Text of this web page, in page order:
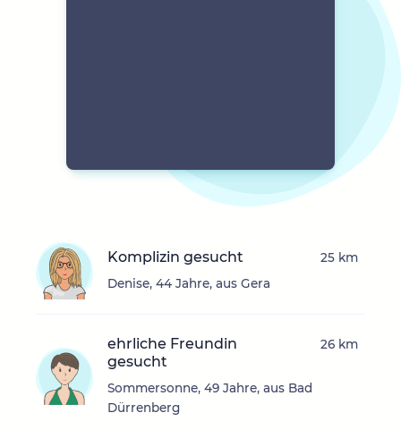
Komplizin gesucht
Denise, 44 Jahre, aus Gera
25 km
ehrliche Freundin
gesucht
Sommersonne, 49 Jahre, aus Bad
Dürrenberg
26 km